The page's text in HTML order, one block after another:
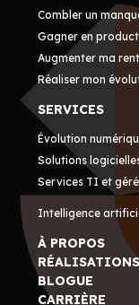
Combler un
Gagner en
Augmenter ma
Réaliser mon
SERVICES
Évolution
Solutions
Services TI et
Intelligence
À PROPOS
BLOGUE
CARRIÈRE